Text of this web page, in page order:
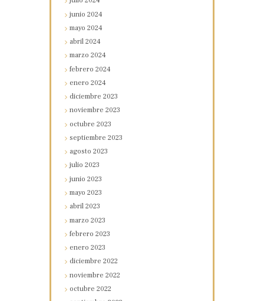
junio2024
mayo2024
abril2024
marzo2024
febrero2024
enero2024
diciembre2023
noviembre2023
octubre2023
septiembre2023
agosto2023
julio2023
junio2023
mayo2023
abril2023
marzo2023
febrero2023
enero2023
diciembre2022
noviembre2022
octubre2022